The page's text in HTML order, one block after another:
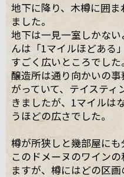
地下に降り、木樽に囲
ました。
地下は一見一室しかな
んは「1マイルほどある
すごく広いところでした。
醸造所は通り向かいの
がっていて、テイステ
きましたが、1マイルは
うほどの広さでした。
樽が所狭しと幾部屋にも
このドメーヌのワイン
ますが、樽にはどの区画